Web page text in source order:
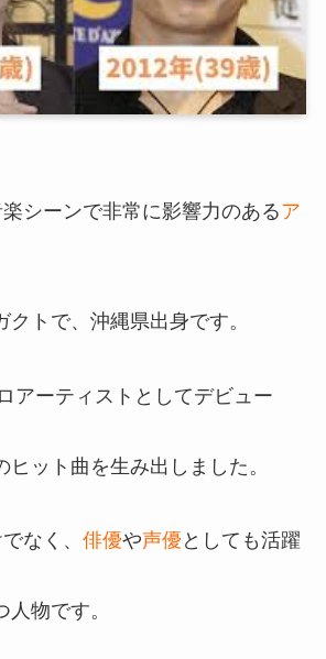
シーンで非常に影響力のあるア
トで、沖縄県出身です。
アーティストとしてデビュー
ヒット曲を生み出しました。
なく、 俳優や声優 としても活躍
物です。